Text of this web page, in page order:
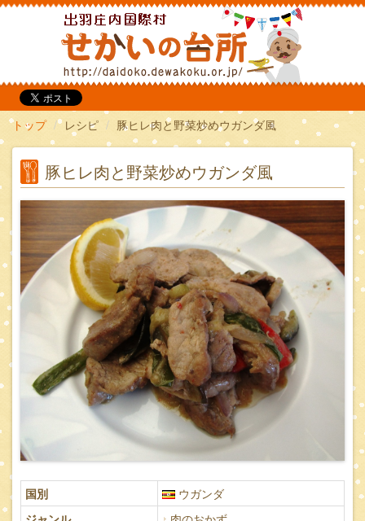
だいどこ
トップ レシピ 豚ヒレ肉と野菜炒めウガンダ風
豚ヒレ肉と野菜炒めウガンダ風
国別
ウガンダ